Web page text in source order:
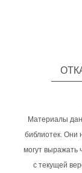
Материалы
библиотек. Они
могут выражать
с текущей